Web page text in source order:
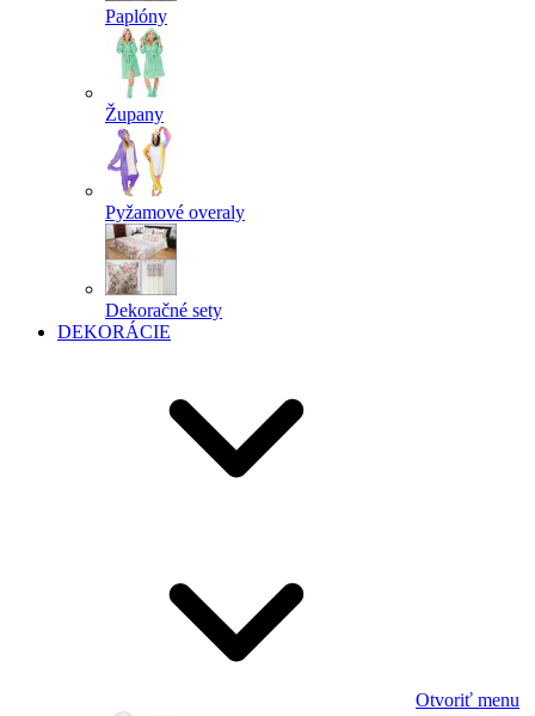
Paplóny
Župany
Pyžamové overaly
Dekoračné sety
DEKORÁCIE
Otvoriť menu